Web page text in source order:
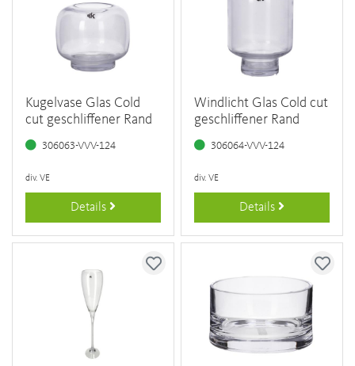
Kugelvase Glas Cold
cut geschliffener Rand
306063-VVV-124
div. VE
Details
Windlicht Glas Cold cut
geschliffener Rand
306064-VVV-124
div. VE
Details